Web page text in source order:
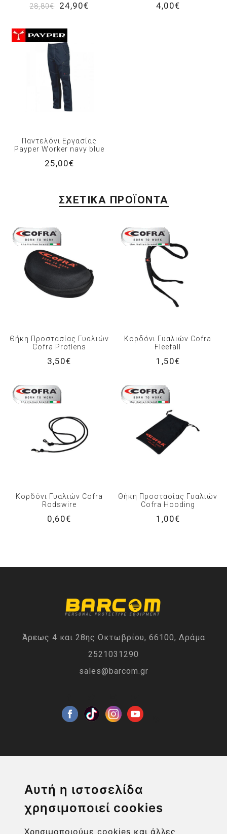
Αυτή η ιστοσελίδα
χρησιμοποιεί cookies
Χρησιμοποιούμε cookies και άλλες
28,80€
24,90€ 4,00€
Παντελόνι Εργασίας
Payper Worker navy blue
25,00€
ΣΧΕΤΙΚΆ ΠΡΟΪΌΝΤΑ
Θήκη Προστασίας Γυαλιών
Cofra Protlens
3,50€
Κορδόνι Γυαλιών Cofra
Fleefall
1,50€
Κορδόνι Γυαλιών Cofra
Rodswire
0,60€
Θήκη Προστασίας Γυαλιών
Cofra Hooding
1,00€
Άρεως 4 και 28ης Οκτωβρίου, 66100, Δράμα
2521031290
sales@barcom.gr
ΧΡΗΣΙΜΑ LINKS